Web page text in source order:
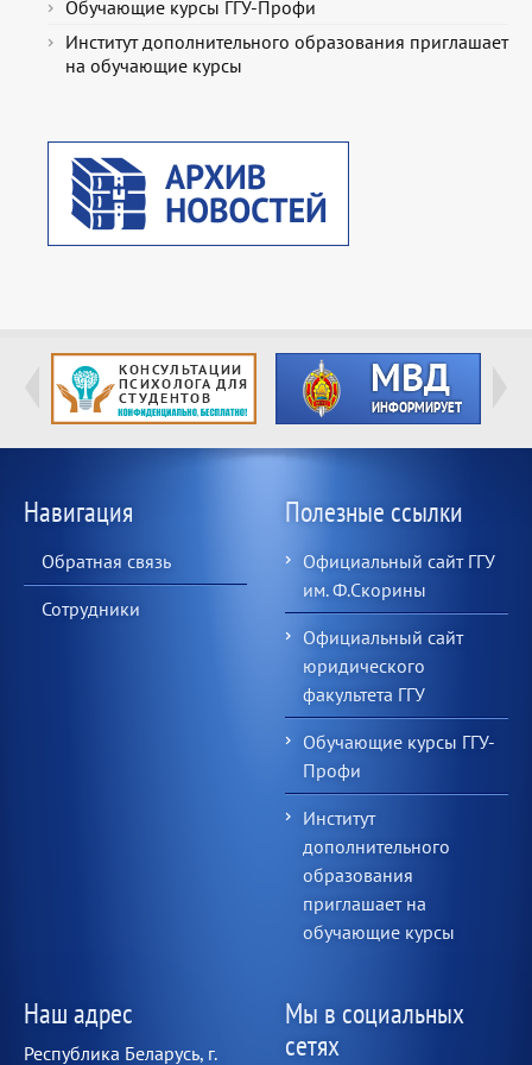
Обучающие курсы ГГУ-Профи
Институт дополнительного образования приглашает
на обучающие курсы
Навигация
Обратная связь
Сотрудники
Полезные ссылки
Официальный сайт ГГУ
им. Ф.Скорины
Официальный сайт
юридического
факультета ГГУ
Обучающие курсы ГГУ-
Профи
Институт
дополнительного
образования
приглашает на
обучающие курсы
Наш адрес
Республика Беларусь, г.
Мы в социальных
сетях